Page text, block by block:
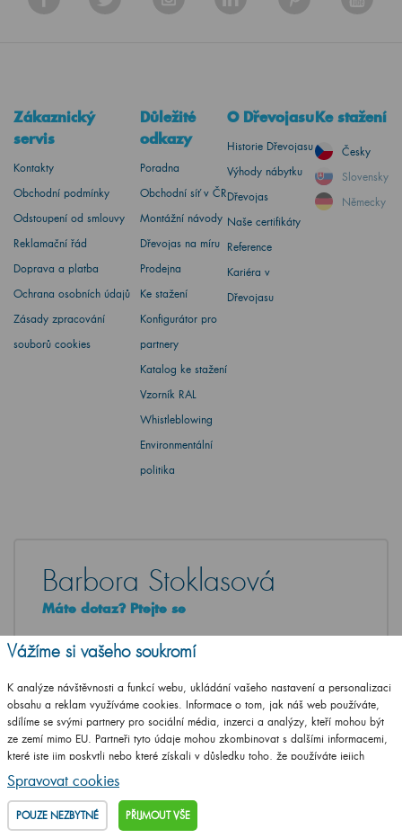
Zákaznický
servis
Kontakty
Obchodní podmínky
Odstoupení od smlouvy
Reklamační řád
Doprava a platba
Ochrana osobních údajů
Zásady zpracování
souborů cookies
Důležité
odkazy
Poradna
Obchodní síť v ČR
Montážní návody
Dřevojas na míru
Prodejna
Ke stažení
Konfigurátor pro
partnery
Katalog ke stažení
Vzorník RAL
Whistleblowing
Environmentální
politika
O Dřevojasu
Historie Dřevojasu
Výhody nábytku
Dřevojas
Naše certifikáty
Reference
Kariéra v
Dřevojasu
Ke stažení
Česky
Slovensky
Německy
Barbora Stoklasová
Máte dotaz? Ptejte se
+420461 653 937
info@drevojas.cz
NAPIŠTE VÁŠ DOTAZ
Vážíme si vašeho soukromí
K analýze návštěvnosti a funkcí webu, ukládání vašeho nastavení a personalizaci
obsahu a reklam využíváme cookies. Informace o tom, jak náš web používáte,
sdílíme se svými partnery pro sociální média, inzerci a analýzy, kteří mohou být
ze zemí mimo EU. Partneři tyto údaje mohou zkombinovat s dalšími informacemi,
které jste jim poskytli nebo které získali v důsledku toho, že používáte jejich
služby.
Podrobné informace
Spravovat cookies
POUZE NEZBYTNÉ PŘIJMOUT VŠE